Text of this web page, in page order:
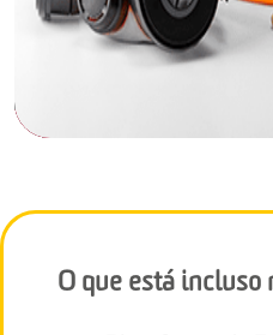
O que está incluso